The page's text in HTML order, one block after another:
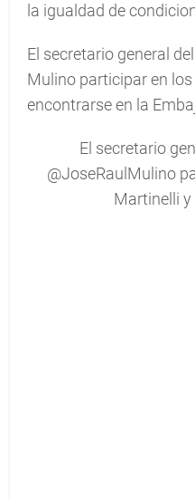
la igualdad de
El secretario general
Mulino participar en
encontrarse en la
El secretario
@JoseRaulMulino
Martinelli y